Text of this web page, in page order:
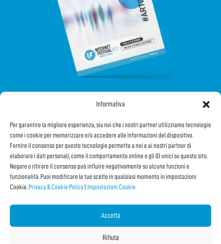
Informativa
Per garantire la migliore esperienza, sia noi che i nostri partner utilizziamo tecnologie
come i cookie per memorizzare e/o accedere alle informazioni del dispositivo.
Fornire il consenso per queste tecnologie permette a noi e ai nostri partner di
elaborare i dati personali, come il comportamento online o gli ID unici su questo sito.
Negare o ritirare il consenso può influire negativamente su alcune funzioni e
funzionalità. Puoi modificare le tue scelte in qualsiasi momento in impostazioni
Cookie. Privacy & Cookie Policy Impostazioni Cookie
Accetta
Rifiuta
SEGUICI SUI SOCIAL
Iscriviti alla Newsletter
CONDIVIDI QUESTA PAGINA!